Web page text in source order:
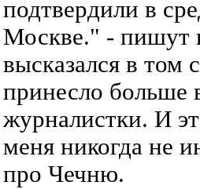
подтвердили в
Москве." - пишут
высказался в том
принесло больше
журналистки. И
меня никогда не
про Чечню.